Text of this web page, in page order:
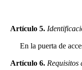
Artículo 5.
En la puerta de
Artículo 6. Requisitos